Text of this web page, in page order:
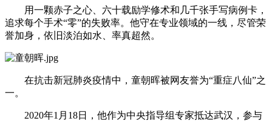
用一颗赤子之心、六十载励学修术和几千张手写病例卡，
追求每个手术“零”的失败率。他守在专业领域的一线，尽管荣
誉加身，依旧淡泊如水、率真超然。
在抗击新冠肺炎疫情中，童朝晖被网友誉为“重症八仙”之
一。
2020年1月18日，他作为中央指导组专家抵达武汉，参与